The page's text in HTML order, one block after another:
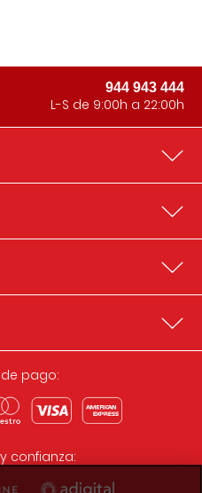
944 943 444
L-S de 9:00h a 22:00h
pago:
confianza: